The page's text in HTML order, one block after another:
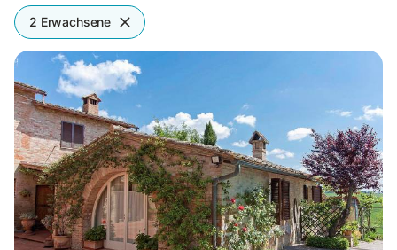
2 Erwachsene